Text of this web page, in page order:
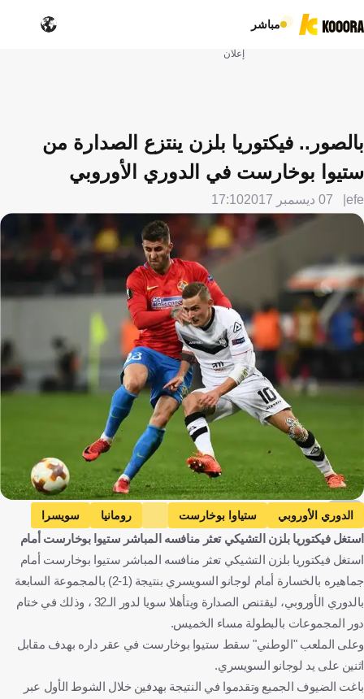
مباشر
إعلان
بالصور.. فيكتوريا بلزن ينتزع الصدارة من
ستيوا بوخارست في الدوري الأوروبي
efe 07 ديسمبر 2017 17:10
EPA
الدوري الأوروبي ستياوا بوخارست رومانيا
سويسرا
فيكتوريا بلزن
التشيك هابويل بير شيفا
إسرائيل
كرة قدم
استغل فيكتوريا بلزن التشيكي تعثر منافسه المباشر ستيوا بوخارست أمام
استغل فيكتوريا بلزن التشيكي تعثر منافسه المباشر ستيوا بوخارست أمام
جماهيره بالخسارة أمام لوجانو السويسري بنتيجة (1-2) بالمجموعة السابعة
بالدوري الأوروبي، ليقتنص الصدارة ويتأهلا سويا لدور الـ32 ، وذلك في ختام
دور المجموعات بالبطولة مساء الخميس.
وعلى الملعب "الوطني" سقط ستيوا بوخارست في عقر داره بهدف مقابل
اثنين على يد لوجانو السويسري.
باغت الضيوف الجميع وتقدموا في النتيجة بهدفين خلال الشوط الأول عبر